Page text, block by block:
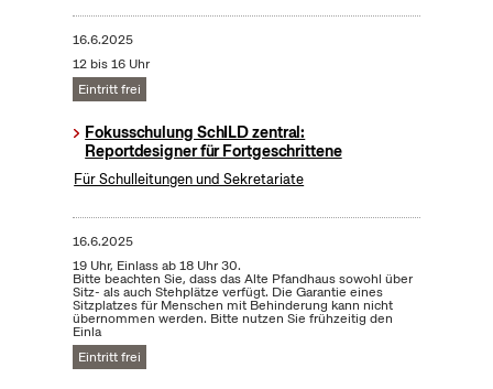
16.6.2025
12 bis 16 Uhr
Eintritt frei
Fokusschulung SchILD zentral:
Reportdesigner für Fortgeschrittene
Für Schulleitungen und Sekretariate
16.6.2025
19 Uhr, Einlass ab 18 Uhr 30.
Bitte beachten Sie, dass das Alte Pfandhaus sowohl über
Sitz- als auch Stehplätze verfügt. Die Garantie eines
Sitzplatzes für Menschen mit Behinderung kann nicht
übernommen werden. Bitte nutzen Sie frühzeitig den
Einla
Eintritt frei